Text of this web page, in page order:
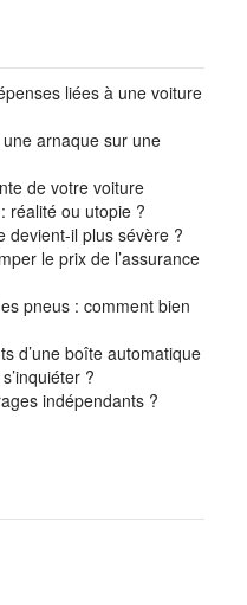
liées à une voiture
arnaque sur une
de votre voiture
réalité ou utopie ?
devient-il plus sévère ?
le prix de l’assurance
pneus : comment bien
d’une boîte automatique
?
indépendants ?